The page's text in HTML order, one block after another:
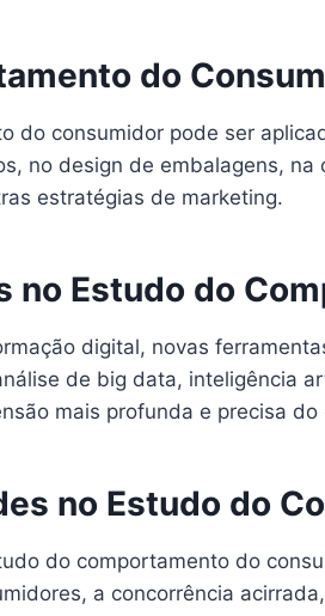
do
do consumidor pode ser
no design de embalagens,
estratégias de marketing.
no Estudo do
digital, novas
de big data, inteligência
mais profunda e precisa do
no Estudo do
do comportamento do
a concorrência